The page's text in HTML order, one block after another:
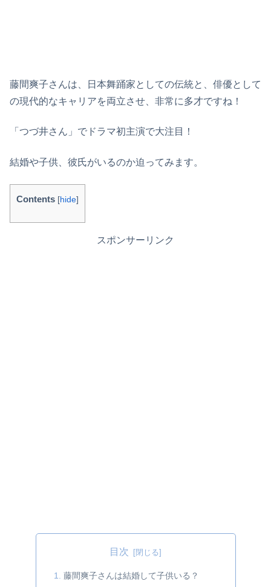
藤間爽子さんは、日本舞踊家としての伝統と、俳優として
の現代的なキャリアを両立させ、非常に多才ですね！
「つづ井さん」でドラマ初主演で大注目！
結婚や子供、彼氏がいるのか迫ってみます。
Contents [hide]
スポンサーリンク
目次
藤間爽子さんは結婚して子供いる？